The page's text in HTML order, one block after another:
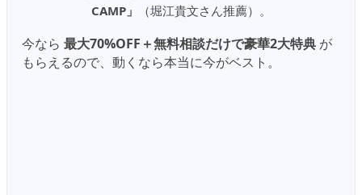
CAMP」
（堀江貴文さん推薦）。
今なら 最大70%OFF＋無料相談だけで豪華2大特典 が
もらえるので、動くなら本当に今がベスト。